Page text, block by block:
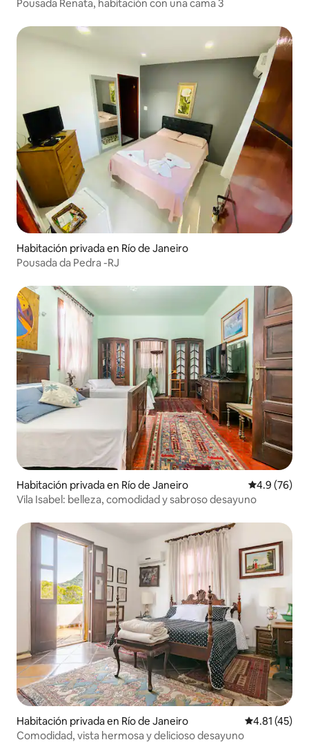
Pousada Renata, habitación con una cama 3
Habitación privada en Río de Janeiro
Pousada da Pedra -RJ
Habitación privada en Río de Janeiro Calificación
4.9 (76)
Vila Isabel: belleza, comodidad y sabroso desayuno
Habitación privada en Río de Janeiro Calificación
4.81 (45)
Comodidad, vista hermosa y delicioso desayuno